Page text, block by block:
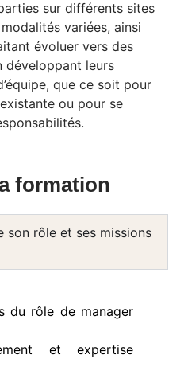
sur différents sites
variées, ainsi
évoluer vers des
développant leurs
que ce soit pour
ou pour se
formation
son rôle et ses missions
du rôle de manager
et expertise